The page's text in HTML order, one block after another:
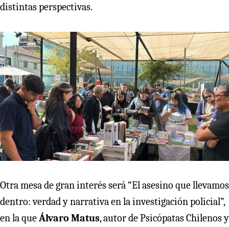
distintas perspectivas.
Otra mesa de gran interés será “El asesino que llevamos
dentro: verdad y narrativa en la investigación policial”,
en la queÁlvaro Matus, autor de Psicópatas Chilenos y